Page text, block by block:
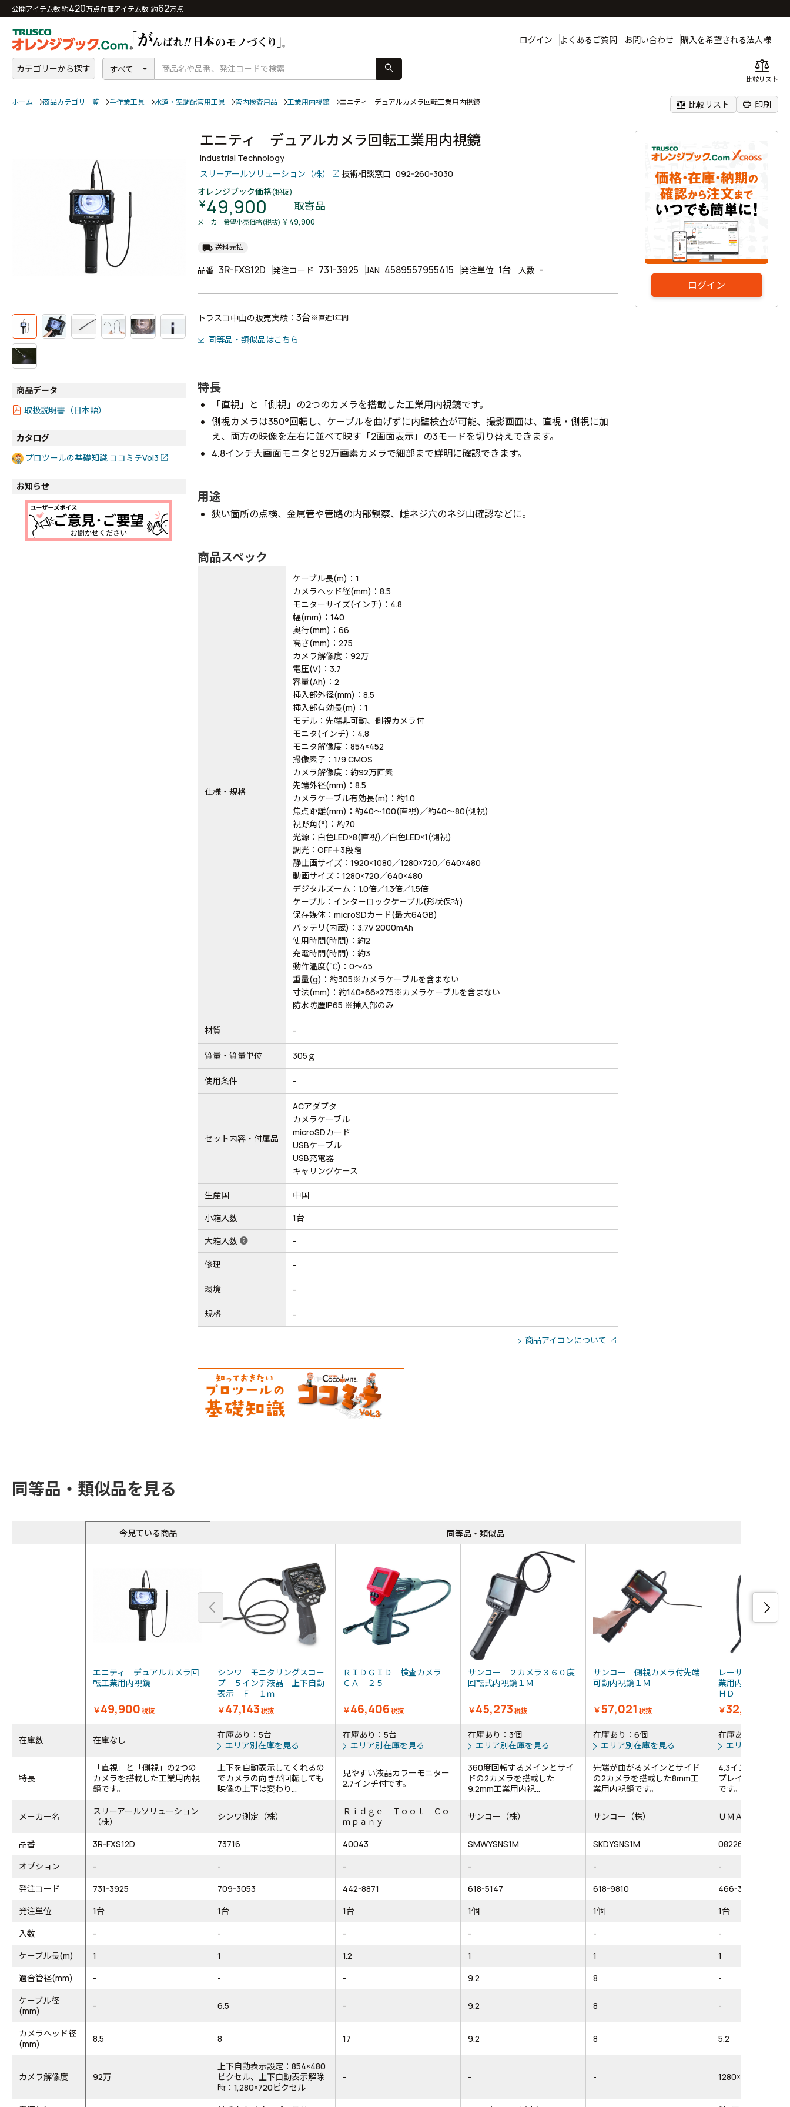
公開アイテム数 約420万点在庫アイテム数 約62万点
ログイン よくあるご質問 お問い合わせ 購入を希望される法人様
カテゴリーから探す すべて search balance
比較リスト
ホーム 商品カテゴリ一覧 手作業工具 水道・空調配管用工具 管内検査用品 工業用内視鏡 エニティ デュアルカメラ回転工業用内視鏡 balance 比較リスト print 印刷
ログイン
商品データ
取扱説明書（日本語）
カタログ
プロツールの基礎知識 ココミテVol3
お知らせ
エニティ デュアルカメラ回転工業用内視鏡
Industrial Technology
スリーアールソリューション（株）
技術相談窓口 092-260-3030
オレンジブック価格(税抜)
￥49,900 取寄品
メーカー希望小売価格(税抜) ￥49,900
local_shipping 送料元払
品番 3R-FXS12D 発注コード 731-3925 JAN 4589557955415 発注単位 1台 入数 -
トラスコ中山の販売実績： 3台※直近1年間
同等品・類似品はこちら
特長
「直視」と「側視」の2つのカメラを搭載した工業用内視鏡です。
側視カメラは350°回転し、ケーブルを曲げずに内壁検査が可能、撮影画面は、直視・側視に加
え、両方の映像を左右に並べて映す「2画面表示」の3モードを切り替えできます。
4.8インチ大画面モニタと92万画素カメラで細部まで鮮明に確認できます。
用途
狭い箇所の点検、金属管や管路の内部観察、雌ネジ穴のネジ山確認などに。
商品スペック
仕様・規格
ケーブル長(m)：1
カメラヘッド径(mm)：8.5
モニターサイズ(インチ)：4.8
幅(mm)：140
奥行(mm)：66
高さ(mm)：275
カメラ解像度：92万
電圧(V)：3.7
容量(Ah)：2
挿入部外径(mm)：8.5
挿入部有効長(m)：1
モデル：先端非可動、側視カメラ付
モニタ(インチ)：4.8
モニタ解像度：854×452
撮像素子：1/9 CMOS
カメラ解像度：約92万画素
先端外径(mm)：8.5
カメラケーブル有効長(m)：約1.0
焦点距離(mm)：約40～100(直視)／約40～80(側視)
視野角(°)：約70
光源：白色LED×8(直視)／白色LED×1(側視)
調光：OFF＋3段階
静止画サイズ：1920×1080／1280×720／640×480
動画サイズ：1280×720／640×480
デジタルズーム：1.0倍／1.3倍／1.5倍
ケーブル：インターロックケーブル(形状保持)
保存媒体：microSDカード(最大64GB)
バッテリ(内蔵)：3.7V 2000mAh
使用時間(時間)：約2
充電時間(時間)：約3
動作温度(℃)：0～45
重量(g)：約305※カメラケーブルを含まない
寸法(mm)：約140×66×275※カメラケーブルを含まない
防水防塵IP65 ※挿入部のみ
材質 -
質量・質量単位 305ｇ
使用条件 -
セット内容・付属品
ACアダプタ
カメラケーブル
microSDカード
USBケーブル
USB充電器
キャリングケース
生産国 中国
小箱入数 1台
大箱入数 help -
修理 -
環境 -
規格 -
商品アイコンについて
同等品・類似品を見る
今見ている商品
エニティ デュアルカメラ回
転工業用内視鏡
￥49,900 税抜
シンワ モニタリングスコー
プ ５インチ液晶 上下自動
表示 Ｆ １ｍ
￥47,143 税抜
ＲＩＤＧＩＤ 検査カメラ
ＣＡ－２５
￥46,406 税抜
サンコー ２カメラ３６０度
回転式内視鏡１Ｍ
￥45,273 税抜
サンコー 側視カメラ付先端
可動内視鏡１Ｍ
￥57,021 税抜
レーザーライナ
業用内視鏡 ビデ
ＨＤ
￥32,813
在庫数 在庫なし
在庫あり：5台
エリア別在庫を見る
在庫あり：5台
エリア別在庫を見る
在庫あり：3個
エリア別在庫を見る
在庫あり：6個
エリア別在庫を見る
在庫あり：18台
エリア別在庫を
特長
「直視」と「側視」の2つの
カメラを搭載した工業用内視
鏡です。
上下を自動表示してくれるの
でカメラの向きが回転しても
映像の上下は変わり...
見やすい液晶カラーモニター
2.7インチ付です。
360度回転するメインとサイ
ドの2カメラを搭載した
9.2mm工業用内視...
先端が曲がるメインとサイド
の2カメラを搭載した8mm工
業用内視鏡です。
4.3インチ大画面
プレイ搭載、手の
です。
メーカー名
スリーアールソリューション
（株）
シンワ測定（株）
Ｒｉｄｇｅ Ｔｏｏｌ Ｃｏ
ｍｐａｎｙ
サンコー（株） サンコー（株） ＵＭＡＲＥＸ社
品番 3R-FXS12D 73716 40043 SMWYSNS1M SKDYSNS1M
082262A
オプション
- - - - -
-
発注コード
731-3925 709-3053 442-8871 618-5147 618-9810
466-3964
発注単位
1台 1台 1台 1個 1個
1台
入数
- - - - -
-
ケーブル長(m)
1 1 1.2 1 1
1
適合管径(mm)
- - - 9.2 8
-
ケーブル径
(mm)
- 6.5 - 9.2 8 -
カメラヘッド径
(mm)
8.5 8 17 9.2 8 5.2
カメラ解像度 92万
上下自動表示設定：854×480
ピクセル、上下自動表示解除
時：1,280×720ピクセル
- - - 1280×720ピクセル
同等品・類似品